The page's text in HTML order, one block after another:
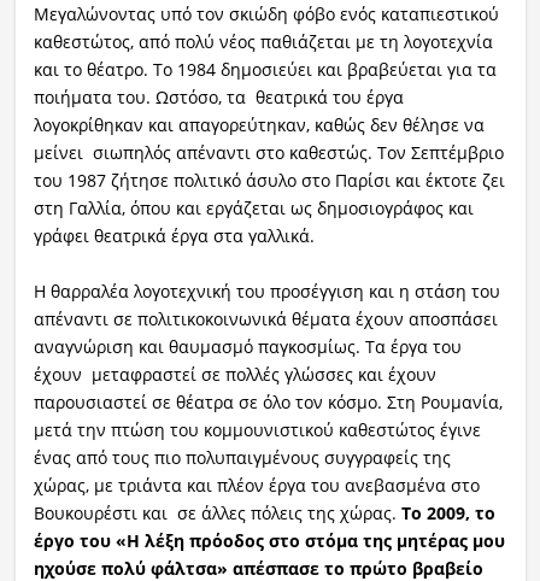
Μεγαλώνοντας υπό τον σκιώδη φόβο ενός καταπιεστικού
καθεστώτος, από πολύ νέος παθιάζεται με τη λογοτεχνία
και το θέατρο. Το 1984 δημοσιεύει και βραβεύεται για τα
ποιήματα του. Ωστόσο, τα θεατρικά του έργα
λογοκρίθηκαν και απαγορεύτηκαν, καθώς δεν θέλησε να
μείνει σιωπηλός απέναντι στο καθεστώς. Τον Σεπτέμβριο
του 1987 ζήτησε πολιτικό άσυλο στο Παρίσι και έκτοτε ζει
στη Γαλλία, όπου και εργάζεται ως δημοσιογράφος και
γράφει θεατρικά έργα στα γαλλικά.
Η θαρραλέα λογοτεχνική του προσέγγιση και η στάση του
απέναντι σε πολιτικοκοινωνικά θέματα έχουν αποσπάσει
αναγνώριση και θαυμασμό παγκοσμίως. Τα έργα του
έχουν μεταφραστεί σε πολλές γλώσσες και έχουν
παρουσιαστεί σε θέατρα σε όλο τον κόσμο. Στη Ρουμανία,
μετά την πτώση του κομμουνιστικού καθεστώτος έγινε
ένας από τους πιο πολυπαιγμένους συγγραφείς της
χώρας, με τριάντα και πλέον έργα του ανεβασμένα στο
Βουκουρέστι και σε άλλες πόλεις της χώρας. Το 2009, το
έργο του «Η λέξη πρόοδος στο στόμα της μητέρας μου
ηχούσε πολύ φάλτσα» απέσπασε το πρώτο βραβείο